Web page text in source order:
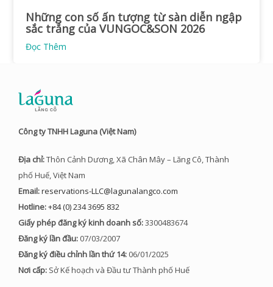
Những con số ấn tượng từ sàn diễn ngập
sắc trắng của VUNGOC&SON 2026
Đọc Thêm
Công ty TNHH Laguna (Việt Nam)
Địa chỉ:Thôn Cảnh Dương, Xã Chân Mây – Lăng Cô, Thành
phố Huế, Việt Nam
Email:reservations-LLC@lagunalangco.com
Hotline:+84 (0) 234 3695 832
Giấy phép đăng ký kinh doanh số:3300483674
Đăng ký lần đầu: 07/03/2007
Đăng ký điều chỉnh lần thứ 14: 06/01/2025
Nơi cấp: Sở Kế hoạch và Đầu tư Thành phố Huế